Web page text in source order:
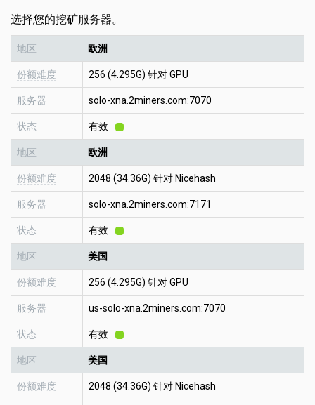
选择您的挖矿服务器。
地区 欧洲
份额难度 256 (4.295G) 针对 GPU
服务器 solo-xna.2miners.com:7070
状态 有效
地区 欧洲
份额难度 2048 (34.36G) 针对 Nicehash
服务器 solo-xna.2miners.com:7171
状态 有效
地区 美国
份额难度 256 (4.295G) 针对 GPU
服务器 us-solo-xna.2miners.com:7070
状态 有效
地区 美国
份额难度 2048 (34.36G) 针对 Nicehash